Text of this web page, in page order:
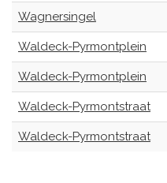
Wagnersingel
Waldeck-Pyrmontplein
Waldeck-Pyrmontplein
Waldeck-Pyrmontstraat
Waldeck-Pyrmontstraat